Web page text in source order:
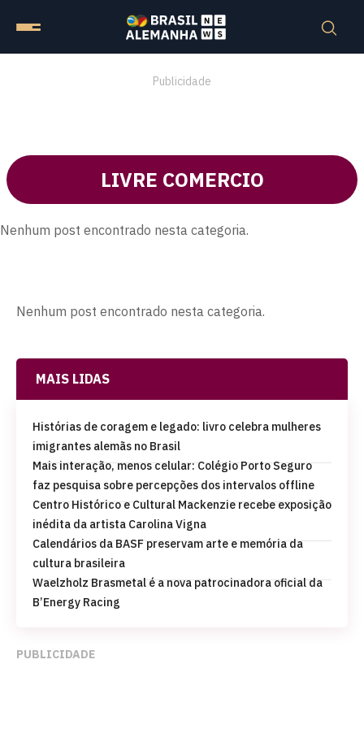
Publicidade
LIVRE COMERCIO
Nenhum post encontrado nesta categoria.
Nenhum post encontrado nesta categoria.
MAIS LIDAS
Histórias de coragem e legado: livro celebra mulheres
imigrantes alemãs no Brasil
Mais interação, menos celular: Colégio Porto Seguro
faz pesquisa sobre percepções dos intervalos offline
Centro Histórico e Cultural Mackenzie recebe exposição
inédita da artista Carolina Vigna
Calendários da BASF preservam arte e memória da
cultura brasileira
Waelzholz Brasmetal é a nova patrocinadora oficial da
B’Energy Racing
PUBLICIDADE